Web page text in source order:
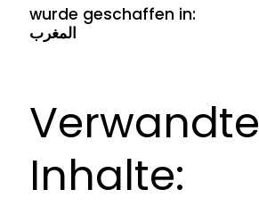
wurde geschaffen in:
المغرب
Verwandte
Inhalte: